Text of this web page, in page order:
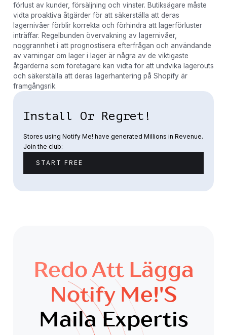
förlust av kunder, försäljning och vinster. Butiksägare måste
vidta proaktiva åtgärder för att säkerställa att deras
lagernivåer förblir korrekta och förhindra att lagerförluster
inträffar. Regelbunden övervakning av lagernivåer,
noggrannhet i att prognostisera efterfrågan och användande
av varningar om lager i lager är några av de viktigaste
åtgärderna som företagare kan vidta för att undvika lagerouts
och säkerställa att deras lagerhantering på Shopify är
framgångsrik.
Install Or Regret!
Stores using Notify Me! have generated Millions in Revenue.
Join the club:
START FREE
Redo Att Lägga
Notify Me!'s
Maila Expertis